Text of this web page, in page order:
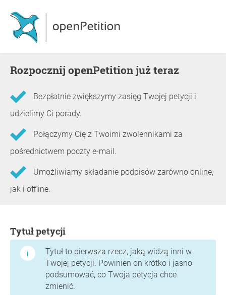
Rozpocznij openPetition już teraz
Bezpłatnie zwiększymy zasięg Twojej petycji i
udzielimy Ci porady.
Połączymy Cię z Twoimi zwolennikami za
pośrednictwem poczty e-mail.
Umożliwiamy składanie podpisów zarówno online,
jak i offline.
Tytuł petycji
Tytuł to pierwsza rzecz, jaką widzą inni w
Twojej petycji. Powinien on krótko i jasno
podsumować, co Twoja petycja chce
zmienić.